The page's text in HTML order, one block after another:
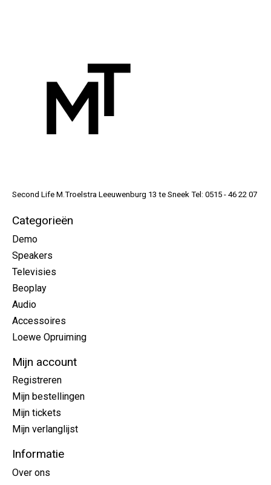
Second Life M.Troelstra Leeuwenburg 13 te Sneek Tel: 0515 - 46 22 07
Categorieën
Demo
Speakers
Televisies
Beoplay
Audio
Accessoires
Loewe Opruiming
Mijn account
Registreren
Mijn bestellingen
Mijn tickets
Mijn verlanglijst
Informatie
Over ons